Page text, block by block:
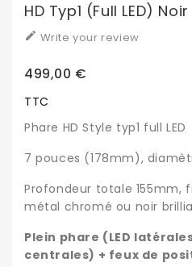
HD Typ1 (full LED)
 Write your review
499,00 €
TTC
Phare HD Style typ1 full LED
7 pouces (178mm),
Profondeur totale 155mm,
métal chromé ou noir
Plein phare (LED
centrales) + feux de